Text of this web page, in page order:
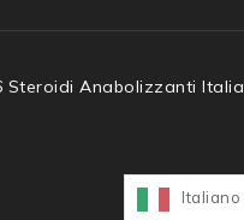
Steroidi Anabolizzanti Italia
Italiano